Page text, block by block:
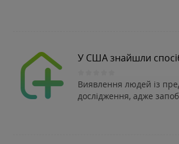
У США знайшли
Виявлення людей із
дослідження, адже